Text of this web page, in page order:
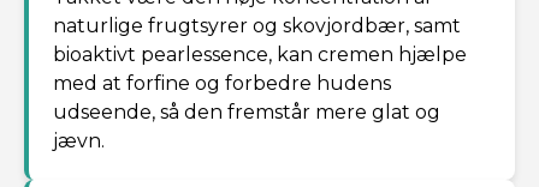
naturlige frugtsyrer og skovjordbær, samt
bioaktivt pearlessence, kan cremen hjælpe
med at forfine og forbedre hudens
udseende, så den fremstår mere glat og
jævn.